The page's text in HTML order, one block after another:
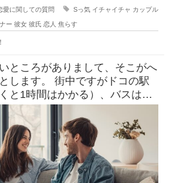
愛に関しての質問 Sっ気 イチャイチャ カップル
ー 彼女 彼氏 恋人 焦らす
ところがありまして、そこがへ
します。 街中ですがドコの駅
と1時間はかかる）、バスは出
め。 目